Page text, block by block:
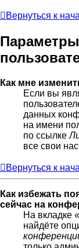
Вернуться к
Как мне
Если вы
данных
на имени
по ссылке
все свои
Вернуться к
Как избежать
сейчас на
На вкладке
найдёте